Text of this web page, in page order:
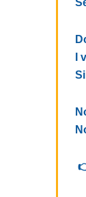
I